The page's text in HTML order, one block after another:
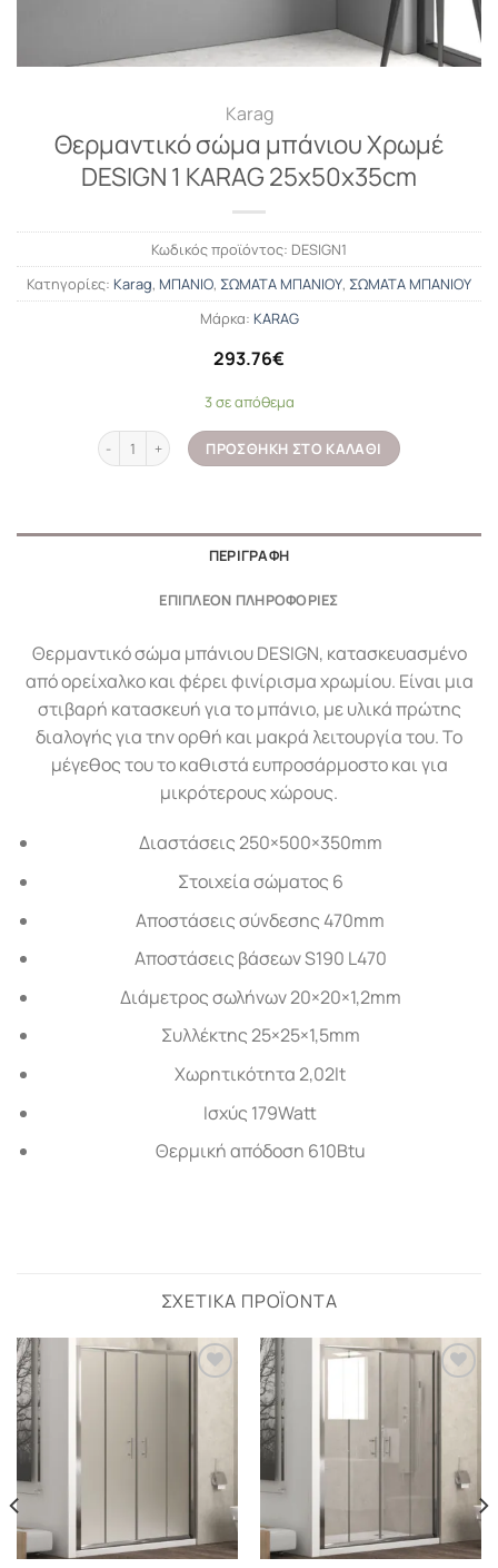
Karag
Θερμαντικό σώμα μπάνιου Χρωμέ
DESIGN 1 KARAG 25x50x35cm
Κωδικός προϊόντος: DESIGN1
Κατηγορίες: Karag, ΜΠΑΝΙΟ, ΣΩΜΑΤΑ ΜΠΑΝΙΟΥ, ΣΩΜΑΤΑ ΜΠΑΝΙΟΥ
Μάρκα: KARAG
293.76€
3 σε απόθεμα
Θερμαντικό σώμα μπάνιου Χρωμέ DESIGN 1 KARAG 25x50x35cm
ΠΡΟΣΘΉΚΗ ΣΤΟ ΚΑΛΆΘΙ
ΠΕΡΙΓΡΑΦΉ
ΕΠΙΠΛΈΟΝ ΠΛΗΡΟΦΟΡΊΕΣ
Θερμαντικό σώμα μπάνιου DESIGN, κατασκευασμένο
από ορείχαλκο και φέρει φινίρισμα χρωμίου. Είναι μια
στιβαρή κατασκευή για το μπάνιο, με υλικά πρώτης
διαλογής για την ορθή και μακρά λειτουργία του. Το
μέγεθος του το καθιστά ευπροσάρμοστο και για
μικρότερους χώρους.
Διαστάσεις 250×500×350mm
Στοιχεία σώματος 6
Αποστάσεις σύνδεσης 470mm
Αποστάσεις βάσεων S190 L470
Διάμετρος σωλήνων 20×20×1,2mm
Συλλέκτης 25×25×1,5mm
Χωρητικότητα 2,02lt
Ισχύς 179Watt
Θερμική απόδοση 610Btu
ΣΧΕΤΙΚΆ ΠΡΟΪΌΝΤΑ